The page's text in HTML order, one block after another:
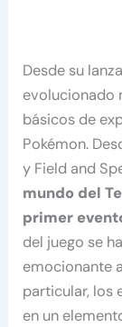
Desde su
evolucionado
básicos de
Pokémon.
y Field and
mundo del
primer
del juego se
emocionante
particular, los
en un